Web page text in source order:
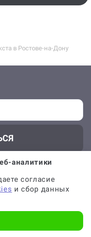
в Ростове-на-Дону
,политикой обработки
аналитики
согласие
и сбор данных